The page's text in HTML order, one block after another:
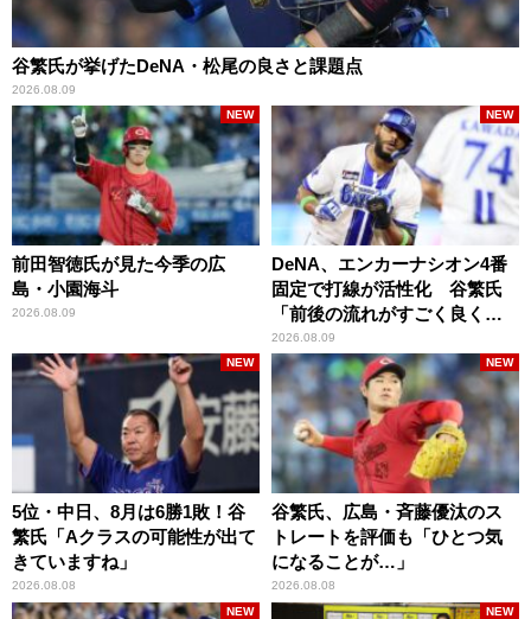
谷繁氏が挙げたDeNA・松尾の良さと課題点
2026.08.09
前田智徳氏が見た今季の広
島・小園海斗
2026.08.09
NEW
DeNA、エンカーナシオン4番
固定で打線が活性化 谷繁氏
「前後の流れがすごく良くな
りましたね」
2026.08.09
NEW
5位・中日、8月は6勝1敗！谷
繁氏「Aクラスの可能性が出て
きていますね」
2026.08.08
NEW
谷繁氏、広島・斉藤優汰のス
トレートを評価も「ひとつ気
になることが…」
2026.08.08
NEW
NEW NEW